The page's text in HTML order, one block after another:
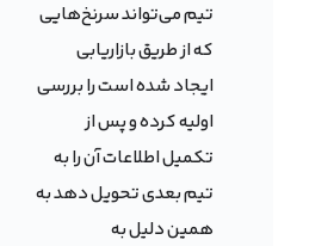
تیم می‌تواند سرنخ‌هایی
که از طریق بازاریابی
ایجاد شده است را بررسی
اولیه کرده و پس از
تکمیل اطلاعات آن را به
تیم بعدی تحویل دهد به
همین دلیل به